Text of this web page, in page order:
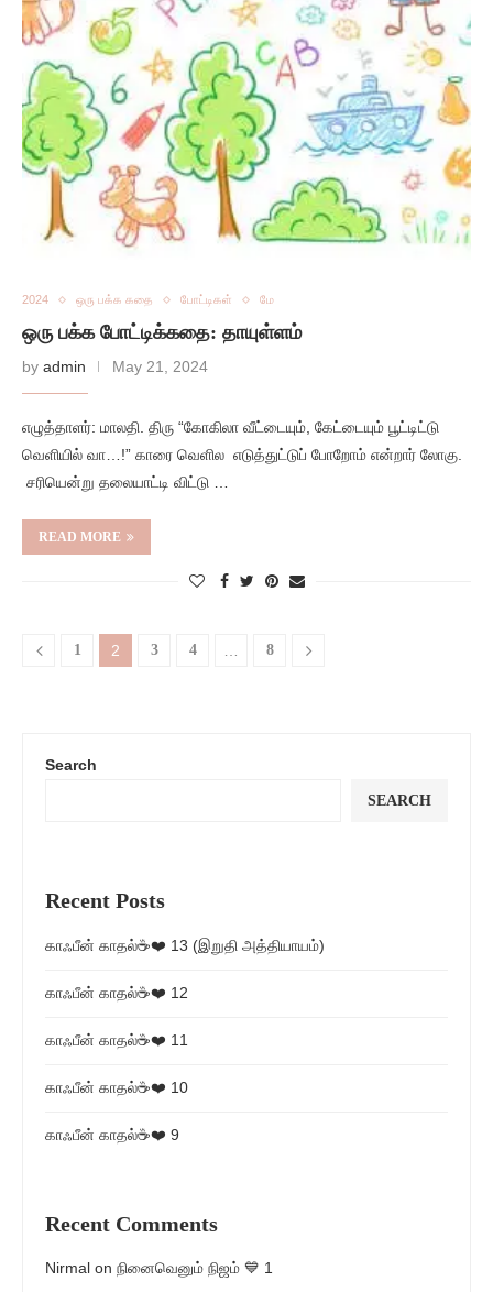
2024 ஒரு பக்க கதை போட்டிகள் மே
ஒரு பக்க போட்டிக்கதை: தாயுள்ளம்
by admin May 21, 2024
எழுத்தாளர்: மாலதி. திரு “கோகிலா வீட்டையும், கேட்டையும் பூட்டிட்டு
வெளியில் வா…!” காரை வெளில எடுத்துட்டுப் போறோம் என்றார் லோகு.
சரியென்று தலையாட்டி விட்டு …
READ MORE
1 2 3 4 8
Search
SEARCH
Recent Posts
காஃபீன் காதல்☕❤️ 13 (இறுதி அத்தியாயம்)
காஃபீன் காதல்☕❤️ 12
காஃபீன் காதல்☕❤️ 11
காஃபீன் காதல்☕❤️ 10
காஃபீன் காதல்☕❤️ 9
Recent Comments
Nirmal on நினைவெனும் நிஜம் 💙 1